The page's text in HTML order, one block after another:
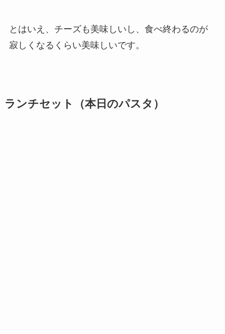
とはいえ、チーズも美味しいし、食べ終わるのが
寂しくなるくらい美味しいです。
ランチセット（本日のパスタ）